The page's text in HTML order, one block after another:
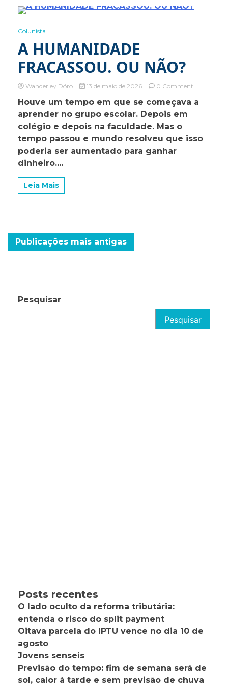
Colunista
A HUMANIDADE
FRACASSOU. OU NÃO?
Wanderley Dóro 13 de maio de 2026 0 Commenton
Houve um tempo em que se começava a
aprender no grupo escolar. Depois em
colégio e depois na faculdade. Mas o
tempo passou e mundo resolveu que isso
poderia ser aumentado para ganhar
dinheiro....
Leia Mais
Navegação
Publicações mais antigas
Pesquisar
Pesquisar
Posts recentes
O lado oculto da reforma tributária:
entenda o risco do split payment
Oitava parcela do IPTU vence no dia 10 de
agosto
Jovens senseis
Previsão do tempo: fim de semana será de
sol, calor à tarde e sem previsão de chuva